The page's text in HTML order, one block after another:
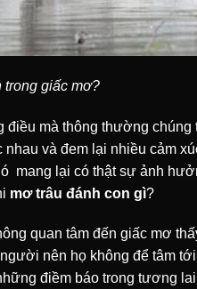
trong giấc mơ?
điều mà thông thường
và đem lại nhiều cảm
mang lại có thật sự ảnh
mơ trâu đánh con gì?
quan tâm đến giấc mơ
nên họ không để tâm
điềm báo trong tương